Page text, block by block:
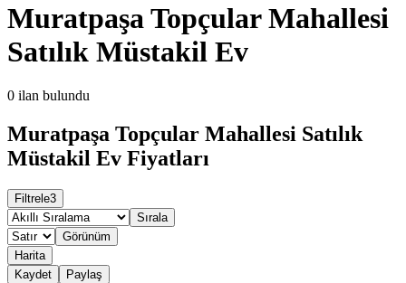
Muratpaşa Topçular Mahallesi
Satılık Müstakil Ev
0 ilan bulundu
Muratpaşa Topçular Mahallesi Satılık
Müstakil Ev Fiyatları
Filtrele3
Sırala
Görünüm
Harita
Kaydet
Paylaş